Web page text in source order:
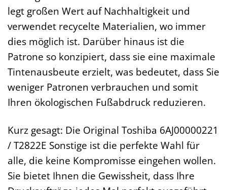
legt großen Wert auf Nachhaltigkeit und
verwendet recycelte Materialien, wo immer
dies möglich ist. Darüber hinaus ist die
Patrone so konzipiert, dass sie eine maximale
Tintenausbeute erzielt, was bedeutet, dass Sie
weniger Patronen verbrauchen und somit
Ihren ökologischen Fußabdruck reduzieren.
Kurz gesagt: Die Original Toshiba 6AJ00000221
/ T2822E Sonstige ist die perfekte Wahl für
alle, die keine Kompromisse eingehen wollen.
Sie bietet Ihnen die Gewissheit, dass Ihre